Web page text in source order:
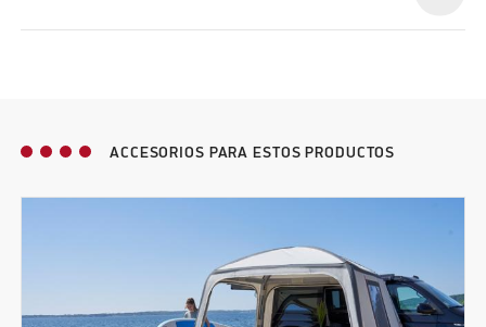
ACCESORIOS PARA ESTOS PRODUCTOS